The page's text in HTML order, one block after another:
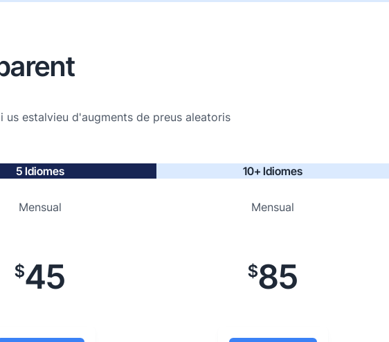
estalvieu d'augments de preus aleatoris
5 Idiomes
Mensual
$45
10+ Idiomes
Mensual
$85